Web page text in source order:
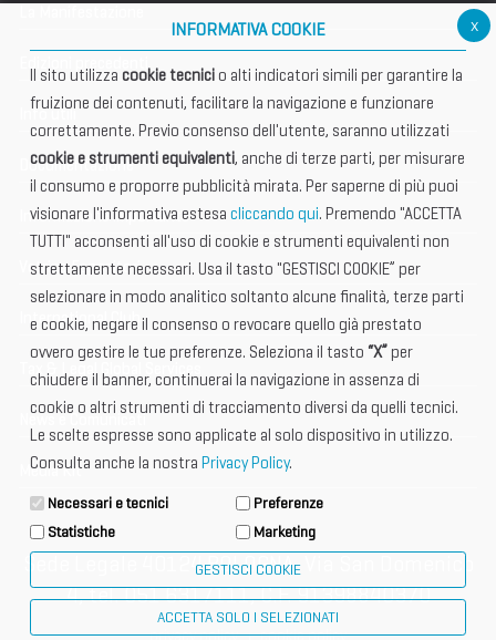
Info utili
Documentazione
Informazione importante
Vetrina Espositori
International Club
Tax & Legal Global Services
News e Comunicati
Media Kit
Sede Legale 40124 BOLOGNA, Via San Domenico
4, tel. 051 6317111, C.F. 91398840370
privacy policy cookie policy
x
INFORMATIVA COOKIE
Il sito utilizza cookie tecnicio alti indicatori simili per garantire la
fruizione dei contenuti, facilitare la navigazione e funzionare
correttamente. Previo consenso dell'utente, saranno utilizzati
cookie e strumenti equivalenti, anche di terze parti, per misurare
il consumo e proporre pubblicità mirata. Per saperne di più puoi
visionare l'informativa estesa cliccando qui. Premendo "ACCETTA
TUTTI" acconsenti all'uso di cookie e strumenti equivalenti non
strettamente necessari. Usa il tasto "GESTISCI COOKIE” per
selezionare in modo analitico soltanto alcune finalità, terze parti
e cookie, negare il consenso o revocare quello già prestato
ovvero gestire le tue preferenze. Seleziona il tasto “X” per
chiudere il banner, continuerai la navigazione in assenza di
cookie o altri strumenti di tracciamento diversi da quelli tecnici.
Le scelte espresse sono applicate al solo dispositivo in utilizzo.
Consulta anche la nostra Privacy Policy.
Necessari e tecnici
Preferenze
Statistiche
Marketing
GESTISCI COOKIE
ACCETTA SOLO I SELEZIONATI